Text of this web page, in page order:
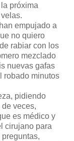
próxima
empujado a
no quiero
rabiar con los
mezclado
nuevas gafas
robado minutos
pidiendo
veces,
es médico y
cirujano para